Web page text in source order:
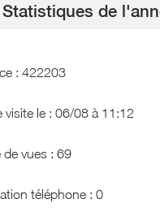
Statistiques de
: 422203
visite le : 06/08 à 11:12
de vues : 69
téléphone : 0